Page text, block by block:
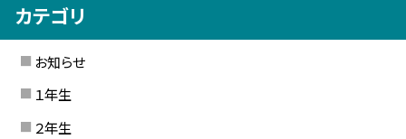
カテゴリ
お知らせ
１年生
２年生